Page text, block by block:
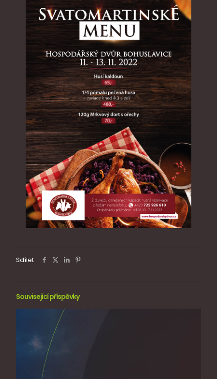
Sdílet
Související příspěvky